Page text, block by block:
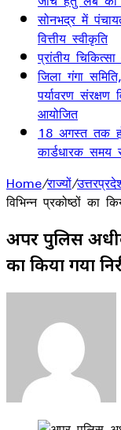
सोनभद्र में
वित्तीय स्वीकृति
प्रांतीय
जिला गंगा
पर्यावरण संरक्षण
आयोजित
18 अगस्त तक
कार्डधारक
Home/राज्यों/
विभिन्न प्रकोष्ठों का
अपर पुलिस
का किया गया
Facebook
LinkedIn
WhatsApp
Telegram